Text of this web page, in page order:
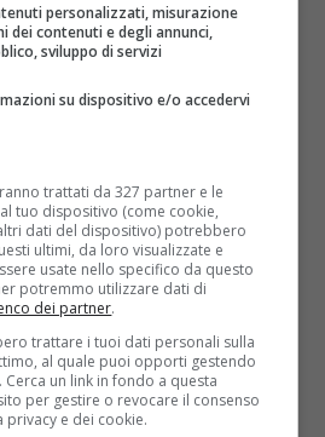
personalizzati, misurazione
dei contenuti e degli annunci,
sviluppo di servizi
su dispositivo e/o accedervi
trattati da 327 partner e le
tuo dispositivo (come cookie,
dati del dispositivo) potrebbero
ultimi, da loro visualizzate e
usate nello specifico da questo
potremmo utilizzare dati di
dei partner.
trattare i tuoi dati personali sulla
al quale puoi opporti gestendo
un link in fondo a questa
per gestire o revocare il consenso
e dei cookie.